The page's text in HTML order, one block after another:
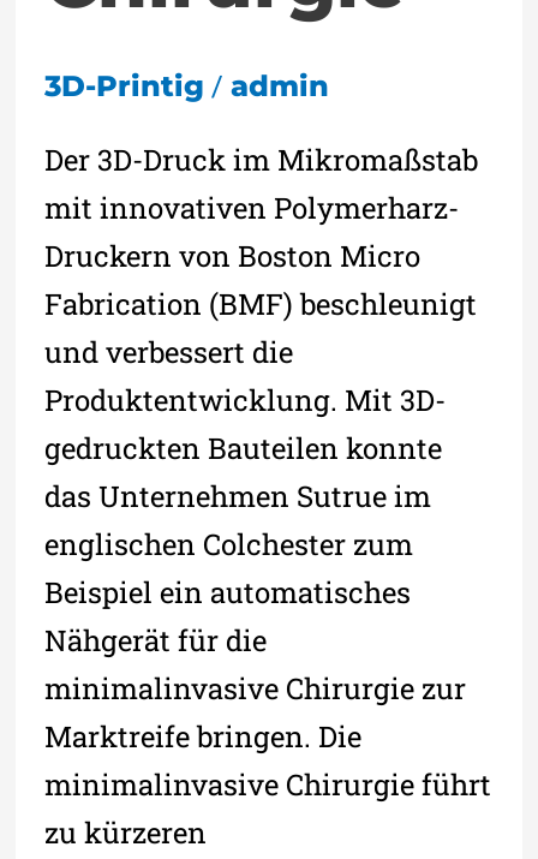
3D-Printig / admin
Der 3D-Druck im Mikromaßstab
mit innovativen Polymerharz-
Druckern von Boston Micro
Fabrication (BMF) beschleunigt
und verbessert die
Produktentwicklung. Mit 3D-
gedruckten Bauteilen konnte
das Unternehmen Sutrue im
englischen Colchester zum
Beispiel ein automatisches
Nähgerät für die
minimalinvasive Chirurgie zur
Marktreife bringen. Die
minimalinvasive Chirurgie führt
zu kürzeren